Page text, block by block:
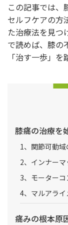
この記事では、
セルフケアの方
た治療法を見つ
で読めば、膝の
「治す一歩」
膝痛の治療を
1、関節可動域
2、インナー
3、モーターコ
4、マルアライ
痛みの根本原